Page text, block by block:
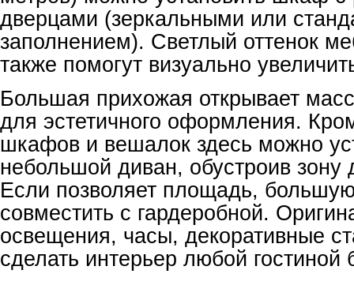
дверцами (зеркальными или
заполнением). Светлый оттенок
также помогут визуально
Большая прихожая открывает
для эстетичного оформления.
шкафов и вешалок здесь можно
небольшой диван, обустроив зону
Если позволяет площадь,
совместить с гардеробной.
освещения, часы, декоративные
сделать интерьер любой